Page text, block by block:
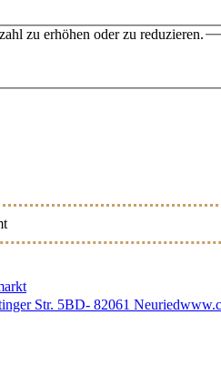
zu erhöhen oder zu reduzieren.
Str. 5BD- 82061